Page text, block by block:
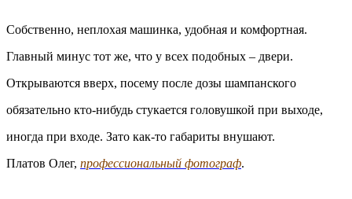
Собственно, неплохая машинка, удобная и комфортная.
Главный минус тот же, что у всех подобных – двери.
Открываются вверх, посему после дозы шампанского
обязательно кто-нибудь стукается головушкой при выходе,
иногда при входе. Зато как-то габариты внушают.
Платов Олег, профессиональный фотограф.